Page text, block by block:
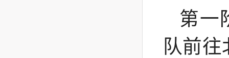
第一
队前